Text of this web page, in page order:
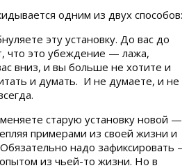
одним из двух способов:
эту установку. До вас до
что это убеждение — лажа,
вниз, и вы больше не хотите и
и думать. И не думаете, и не
старую установку новой —
примерами из своей жизни и
надо зафиксировать –
из чьей-то жизни. Но в